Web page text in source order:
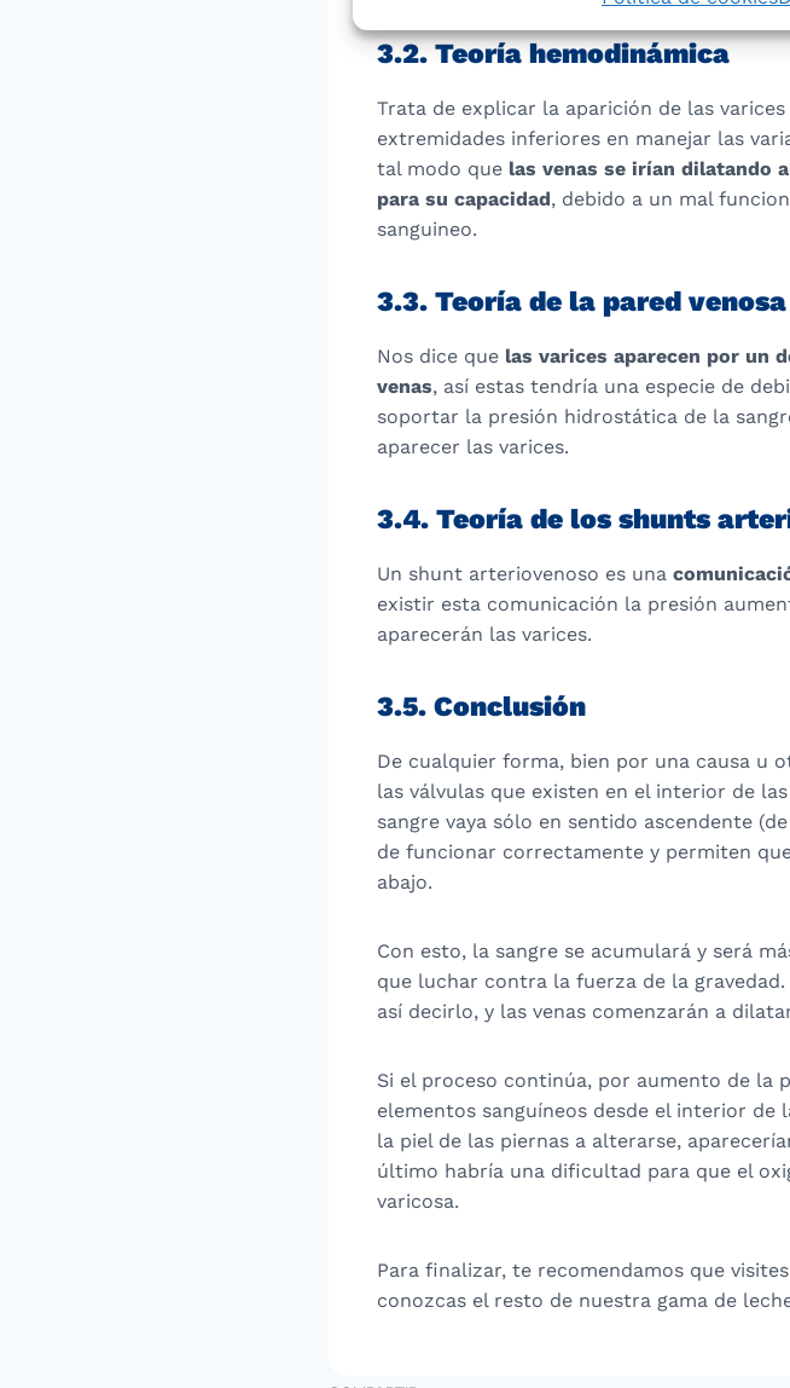
3.2. Teoría hemodinámica
Trata de explicar la aparición de las
extremidades inferiores en manejar las
tal modo que las venas se irían dilatando
para su capacidad, debido a un mal
sanguineo.
3.3. Teoría de la pared
Nos dice que las varices aparecen por un
venas, así estas tendría una especie de
soportar la presión hidrostática de la
aparecer las varices.
3.4. Teoría de los shunts
Un shunt arteriovenoso es una
existir esta comunicación la presión
aparecerán las varices.
3.5. Conclusión
De cualquier forma, bien por una causa u
las válvulas que existen en el interior de
sangre vaya sólo en sentido ascendente
de funcionar correctamente y permiten
abajo.
Con esto, la sangre se acumulará y será
que luchar contra la fuerza de la
así decirlo, y las venas comenzarán a
Si el proceso continúa, por aumento de la
elementos sanguíneos desde el interior de
la piel de las piernas a alterarse,
último habría una dificultad para que el
varicosa.
Para finalizar, te recomendamos que
conozcas el resto de nuestra gama de